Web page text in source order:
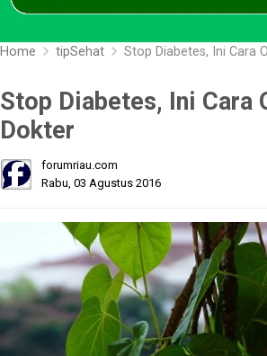
Home tipSehat Stop Diabetes, Ini Cara
Stop Diabetes, Ini
Dokter
forumriau.com
Rabu, 03 Agustus 2016